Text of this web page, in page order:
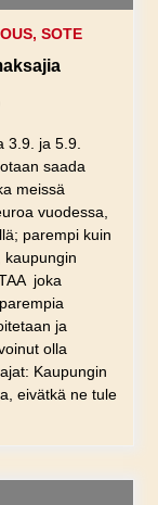
SOTE
3.9. ja 5.9.
saada
meissä
vuodessa,
parempi kuin
kaupungin
joka
ja
olla
Kaupungin
eivätkä ne tule